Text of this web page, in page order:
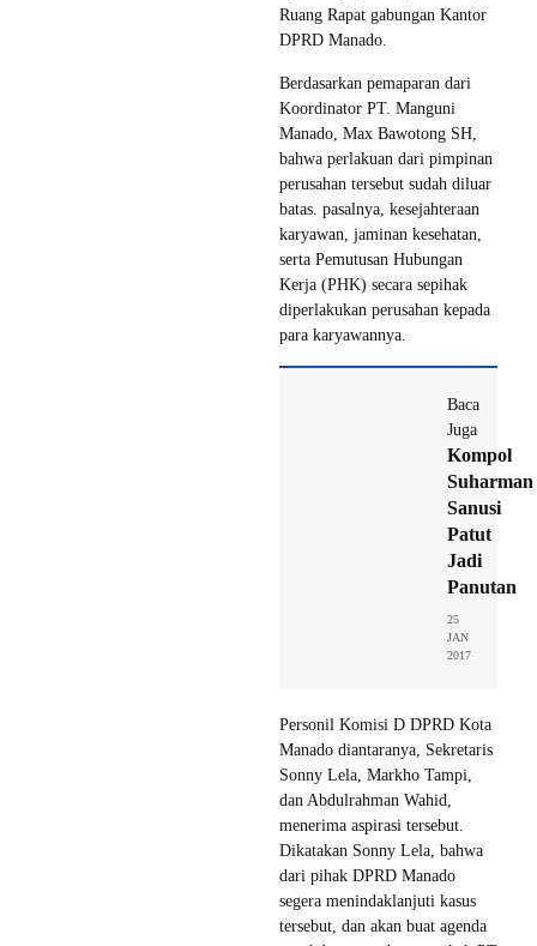
Ruang Rapat gabungan Kantor
DPRD Manado.
Berdasarkan pemaparan dari
Koordinator PT. Manguni
Manado, Max Bawotong SH,
bahwa perlakuan dari pimpinan
perusahan tersebut sudah diluar
batas. pasalnya, kesejahteraan
karyawan, jaminan kesehatan,
serta Pemutusan Hubungan
Kerja (PHK) secara sepihak
diperlakukan perusahan kepada
para karyawannya.
Baca
Juga
Kompol
Suharman
Sanusi
Patut
Jadi
Panutan
25
JAN
2017
Personil Komisi D DPRD Kota
Manado diantaranya, Sekretaris
Sonny Lela, Markho Tampi,
dan Abdulrahman Wahid,
menerima aspirasi tersebut.
Dikatakan Sonny Lela, bahwa
dari pihak DPRD Manado
segera menindaklanjuti kasus
tersebut, dan akan buat agenda